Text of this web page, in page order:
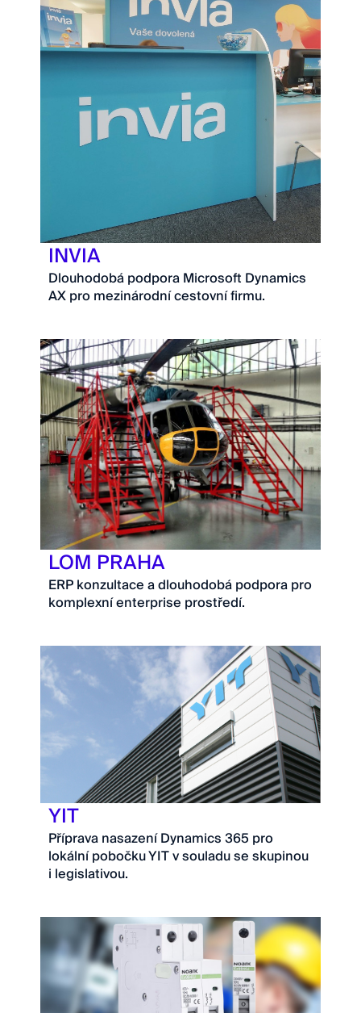
INVIA
Dlouhodobá podpora Microsoft Dynamics
AX pro mezinárodní cestovní firmu.
LOM PRAHA
ERP konzultace a dlouhodobá podpora pro
komplexní enterprise prostředí.
YIT
Příprava nasazení Dynamics 365 pro
lokální pobočku YIT v souladu se skupinou
i legislativou.